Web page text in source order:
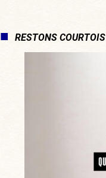
RESTONS COURTOIS